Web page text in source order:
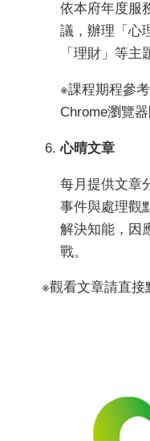
依本府年度服
議，辦理「心
「理財」等主
※課程期程參考
Chrome瀏覽
心晴文章
每月提供文章
事件與處理觀
解決知能，因
戰。
※觀看文章請直接